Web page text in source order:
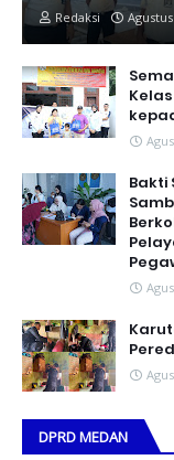
Redaksi
Bakti
DPRD MEDAN